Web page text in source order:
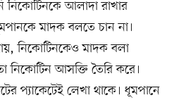
নিকোটিনকে আলাদা রাখার
মাদক বলতে চান না।
নিকোটিনকেও মাদক বলা
নিকোটিন আসক্তি তৈরি করে।
প্যাকেটেই লেখা থাকে। ধূমপানে